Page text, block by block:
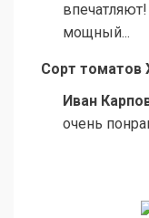
мощный...
Сорт томатов
Иван
очень